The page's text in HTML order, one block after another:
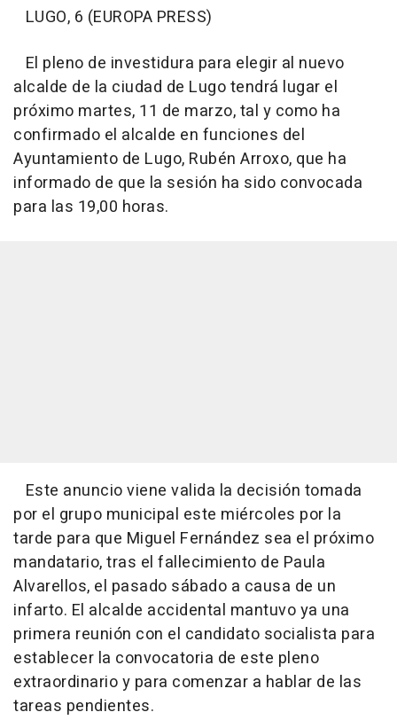
LUGO, 6 (EUROPA PRESS)
El pleno de investidura para elegir al nuevo
alcalde de la ciudad de Lugo tendrá lugar el
próximo martes, 11 de marzo, tal y como ha
confirmado el alcalde en funciones del
Ayuntamiento de Lugo, Rubén Arroxo, que ha
informado de que la sesión ha sido convocada
para las 19,00 horas.
Este anuncio viene valida la decisión tomada
por el grupo municipal este miércoles por la
tarde para que Miguel Fernández sea el próximo
mandatario, tras el fallecimiento de Paula
Alvarellos, el pasado sábado a causa de un
infarto. El alcalde accidental mantuvo ya una
primera reunión con el candidato socialista para
establecer la convocatoria de este pleno
extraordinario y para comenzar a hablar de las
tareas pendientes.